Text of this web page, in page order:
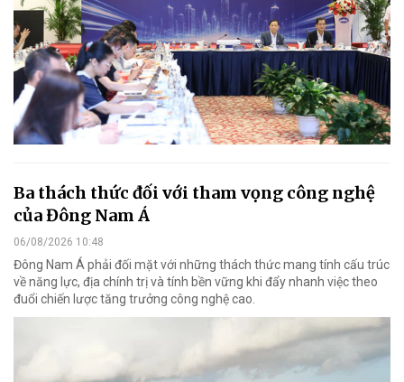
Ba thách thức đối với tham vọng công nghệ
của Đông Nam Á
06/08/2026 10:48
Đông Nam Á phải đối mặt với những thách thức mang tính cấu trúc
về năng lực, địa chính trị và tính bền vững khi đẩy nhanh việc theo
đuổi chiến lược tăng trưởng công nghệ cao.